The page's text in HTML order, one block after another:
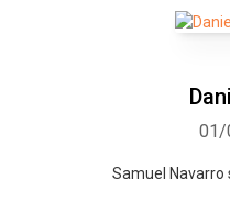
01/
Samuel Navarro